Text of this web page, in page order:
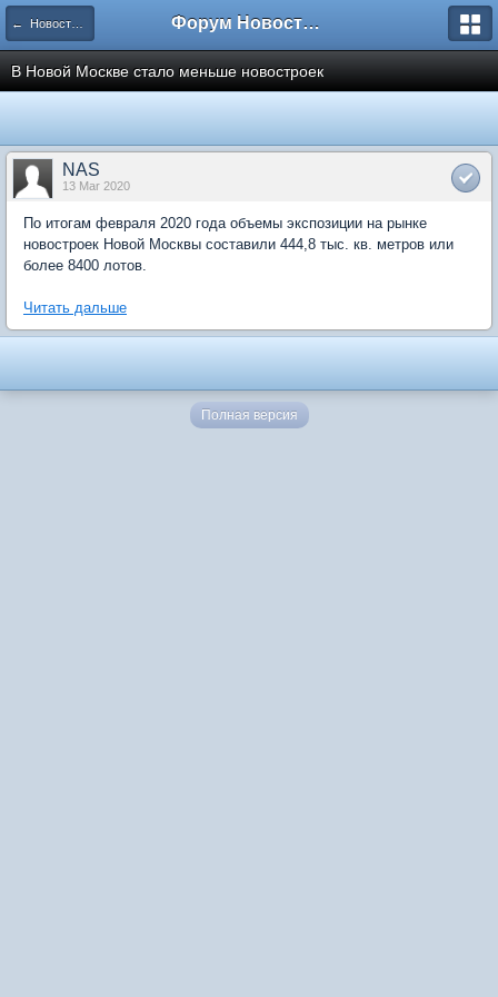
← Новости рынка недвижимости Форум Новостройки
В Новой Москве стало меньше новостроек
NAS
13 Mar 2020
По итогам февраля 2020 года объемы экспозиции на рынке
новостроек Новой Москвы составили 444,8 тыс. кв. метров или
более 8400 лотов.
Читать дальше
Полная версия